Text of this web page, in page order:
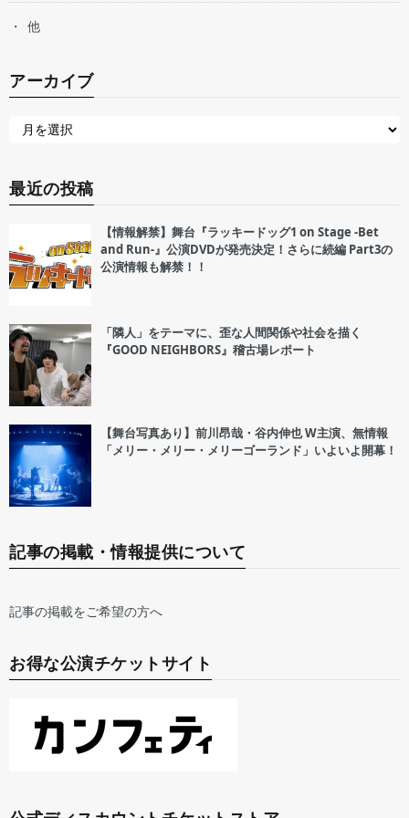
他
アーカイブ
最近の投稿
【情報解禁】舞台『ラッキードッグ1 on Stage -Bet
and Run-』公演DVDが発売決定！さらに続編 Part3の
公演情報も解禁！！
「隣人」をテーマに、歪な人間関係や社会を描く
『GOOD NEIGHBORS』稽古場レポート
【舞台写真あり】前川昂哉・谷内伸也 W主演、無情報
「メリー・メリー・メリーゴーランド」いよいよ開幕！
記事の掲載・情報提供について
記事の掲載をご希望の方へ
お得な公演チケットサイト